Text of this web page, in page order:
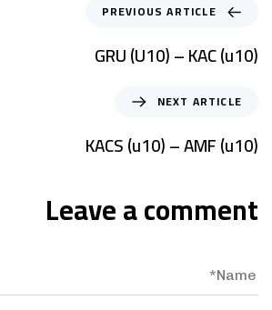
PREVIOUS ARTICLE
GRU (U10) – KAC (u10)
NEXT ARTICLE
KACS (u10) – AMF (u10)
Leave a comment